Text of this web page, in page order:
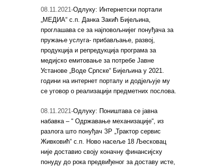
08.11.2021-Одлуку: Интернетски портали
„МЕДИА“ с.п. Данка Закић Бијељина,
проглашава се за најповољнијег понуђача за
пружање услуга- прибављање, развој,
продукција и репредукција програма за
медијско емитовање за потребе Јавне
Установе „Воде Српске“ Бијељина у 2021.
години на интернет порталу и додјељује му
се уговор о реализацији предметних послова.
08.11.2021-Одлуку: Поништава се јавна
набавка – “ Одржавање механизације“, из
разлога што понуђач ЗР „Трактор сервис
Живковић“ с.п. Ново насеље 18 Љесковац
није доставио своју коначну финансијску
понуду до рока предвиђеног за доставу исте,